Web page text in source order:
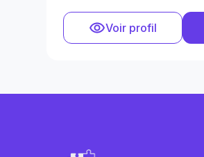
Voir profil